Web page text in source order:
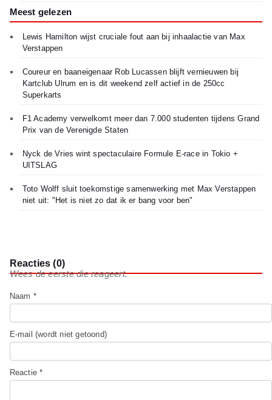
Meest gelezen
Lewis Hamilton wijst cruciale fout aan bij inhaalactie van Max
Verstappen
Coureur en baaneigenaar Rob Lucassen blijft vernieuwen bij
Kartclub Ulrum en is dit weekend zelf actief in de 250cc
Superkarts
F1 Academy verwelkomt meer dan 7.000 studenten tijdens Grand
Prix van de Verenigde Staten
Nyck de Vries wint spectaculaire Formule E-race in Tokio +
UITSLAG
Toto Wolff sluit toekomstige samenwerking met Max Verstappen
niet uit: "Het is niet zo dat ik er bang voor ben"
Reacties (0)
Wees de eerste die reageert.
Naam *
E-mail (wordt niet getoond)
Reactie *